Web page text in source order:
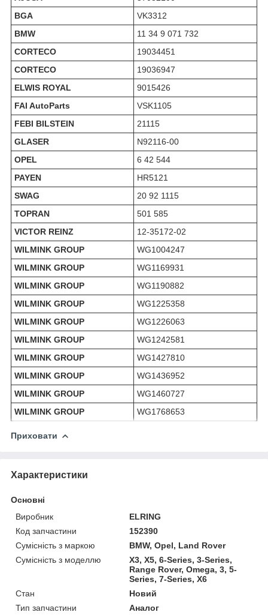
BGA
VK3312
BMW
11 34 9 071 732
CORTECO
19034451
CORTECO
19036947
ELWIS ROYAL
9015426
FAI AutoParts
VSK1105
FEBI BILSTEIN
21115
GLASER
N92116-00
OPEL
6 42 544
PAYEN
HR5121
SWAG
20 92 1115
TOPRAN
501 585
VICTOR REINZ
12-35172-02
WILMINK GROUP
WG1004247
WILMINK GROUP
WG1169931
WILMINK GROUP
WG1190882
WILMINK GROUP
WG1225358
WILMINK GROUP
WG1226063
WILMINK GROUP
WG1242581
WILMINK GROUP
WG1427810
WILMINK GROUP
WG1436952
WILMINK GROUP
WG1460727
WILMINK GROUP
WG1768653
Приховати
Характеристики
Основні
Виробник
ELRING
Код запчастини
152390
Сумісність з маркою
BMW, Opel, Land Rover
Сумісність з моделлю
X3, X5, 6-Series, 3-Series,
Range Rover, Omega, 3, 5-
Series, 7-Series, X6
Стан
Новий
Тип запчастини
Аналог